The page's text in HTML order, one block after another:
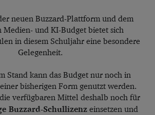
neuen Buzzard-Plattform und dem
Medien- und KI-Budget bietet sich
in diesem Schuljahr eine besondere
Gelegenheit.
Stand kann das Budget nur noch in
bisherigen Form genutzt werden.
verfügbaren Mittel deshalb noch für
Buzzard-Schullizenzeinsetzen und